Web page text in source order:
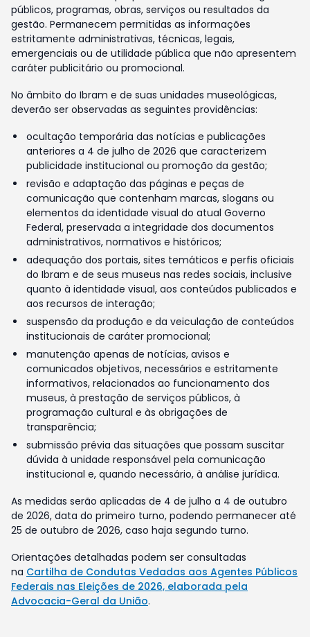
públicos, programas, obras, serviços ou resultados da
gestão. Permanecem permitidas as informações
estritamente administrativas, técnicas, legais,
emergenciais ou de utilidade pública que não apresentem
caráter publicitário ou promocional.
No âmbito do Ibram e de suas unidades museológicas,
deverão ser observadas as seguintes providências:
ocultação temporária das notícias e publicações
anteriores a 4 de julho de 2026 que caracterizem
publicidade institucional ou promoção da gestão;
revisão e adaptação das páginas e peças de
comunicação que contenham marcas, slogans ou
elementos da identidade visual do atual Governo
Federal, preservada a integridade dos documentos
administrativos, normativos e históricos;
adequação dos portais, sites temáticos e perfis oficiais
do Ibram e de seus museus nas redes sociais, inclusive
quanto à identidade visual, aos conteúdos publicados e
aos recursos de interação;
suspensão da produção e da veiculação de conteúdos
institucionais de caráter promocional;
manutenção apenas de notícias, avisos e
comunicados objetivos, necessários e estritamente
informativos, relacionados ao funcionamento dos
museus, à prestação de serviços públicos, à
programação cultural e às obrigações de
transparência;
submissão prévia das situações que possam suscitar
dúvida à unidade responsável pela comunicação
institucional e, quando necessário, à análise jurídica.
As medidas serão aplicadas de 4 de julho a 4 de outubro
de 2026, data do primeiro turno, podendo permanecer até
25 de outubro de 2026, caso haja segundo turno.
Orientações detalhadas podem ser consultadas
na Cartilha de Condutas Vedadas aos Agentes Públicos
Federais nas Eleições de 2026, elaborada pela
Advocacia-Geral da União.